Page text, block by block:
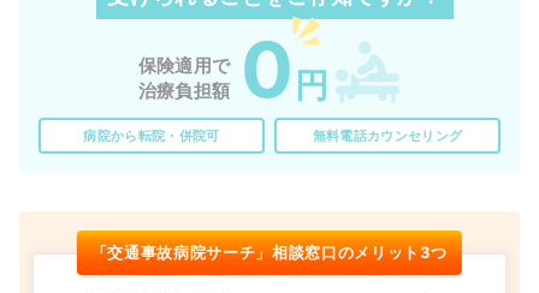
保険適用で
治療負担額
0 円
病院から転院・併院可 無料電話カウンセリング
「交通事故病院サーチ」相談窓口のメリット3つ